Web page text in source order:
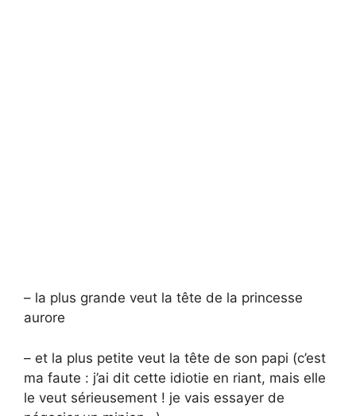
– la plus grande veut la tête de la princesse
aurore
– et la plus petite veut la tête de son papi (c’est
ma faute : j’ai dit cette idiotie en riant, mais elle
le veut sérieusement ! je vais essayer de